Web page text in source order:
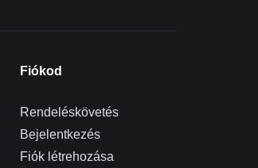
Fiókod
Rendeléskövetés
Bejelentkezés
Fiók létrehozása